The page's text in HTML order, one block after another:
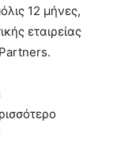
12 μήνες,
εταιρείας